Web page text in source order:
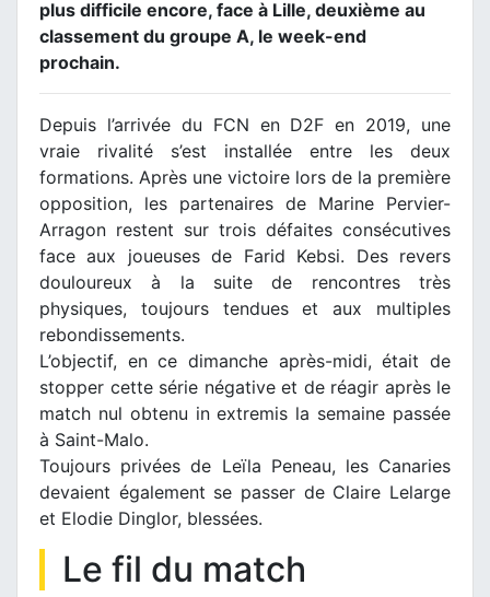
plus difficile encore, face à Lille, deuxième au
classement du groupe A, le week-end
prochain.
Depuis l’arrivée du FCN en D2F en 2019, une
vraie rivalité s’est installée entre les deux
formations. Après une victoire lors de la première
opposition, les partenaires de Marine Pervier-
Arragon restent sur trois défaites consécutives
face aux joueuses de Farid Kebsi. Des revers
douloureux à la suite de rencontres très
physiques, toujours tendues et aux multiples
rebondissements.
L’objectif, en ce dimanche après-midi, était de
stopper cette série négative et de réagir après le
match nul obtenu in extremis la semaine passée
à Saint-Malo.
Toujours privées de Leïla Peneau, les Canaries
devaient également se passer de Claire Lelarge
et Elodie Dinglor, blessées.
Le fil du match